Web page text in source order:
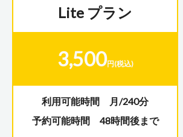
Lite プラン
3,500円(税込)
利用可能時間 月/240分
予約可能時間 48時間後まで